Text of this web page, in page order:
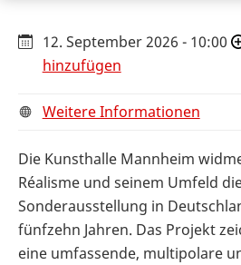
12. September 2026 - 10:00
hinzufügen
Weitere Informationen
Die Kunsthalle Mannheim
Réalisme und seinem Umfeld
Sonderausstellung in
fünfzehn Jahren. Das Projekt
eine umfassende, multipolare